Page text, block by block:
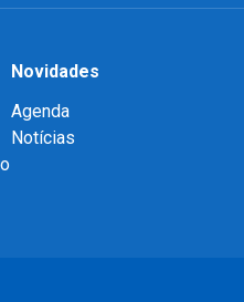
Novidades
Agenda
Notícias